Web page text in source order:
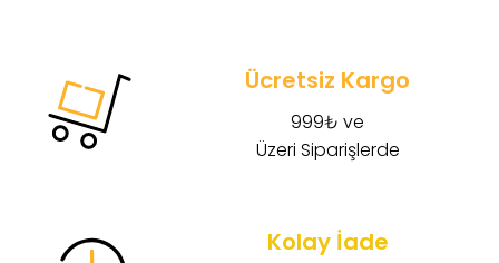
Ücretsiz Kargo
999₺ ve
Üzeri Siparişlerde
Kolay İade